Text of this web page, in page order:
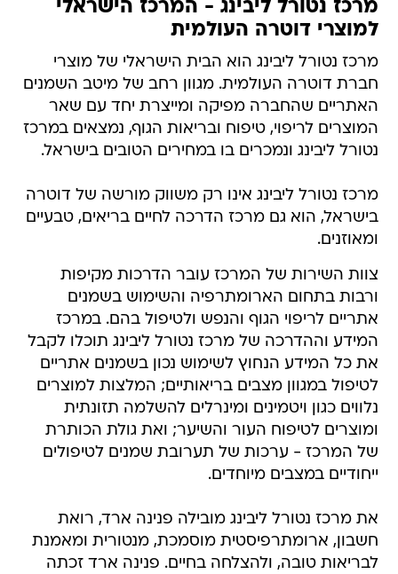
מרכז נטורל ליבינג - המרכז הישראלי
למוצרי דוטרה העולמית
מרכז נטורל ליבינג הוא הבית הישראלי של מוצרי
חברת דוטרה העולמית. מגוון רחב של מיטב השמנים
האתריים שהחברה מפיקה ומייצרת יחד עם שאר
המוצרים לריפוי, טיפוח ובריאות הגוף, נמצאים במרכז
נטורל ליבינג ונמכרים בו במחירים הטובים בישראל.
מרכז נטורל ליבינג אינו רק משווק מורשה של דוטרה
בישראל, הוא גם מרכז הדרכה לחיים בריאים, טבעיים
ומאוזנים.
צוות השירות של המרכז עובר הדרכות מקיפות
ורבות בתחום הארומתרפיה והשימוש בשמנים
אתריים לריפוי הגוף והנפש ולטיפול בהם. במרכז
המידע וההדרכה של מרכז נטורל ליבינג תוכלו לקבל
את כל המידע הנחוץ לשימוש נכון בשמנים אתריים
לטיפול במגוון מצבים בריאותיים; המלצות למוצרים
נלווים כגון ויטמינים ומינרלים להשלמה תזונתית
ומוצרים לטיפוח העור והשיער; ואת גולת הכותרת
של המרכז - ערכות של תערובת שמנים לטיפולים
ייחודיים במצבים מיוחדים.
את מרכז נטורל ליבינג מובילה פנינה ארד, רואת
חשבון, ארומתרפיסטית מוסמכת, מנטורית ומאמנת
לבריאות טובה, ולהצלחה בחיים. פנינה ארד זכתה